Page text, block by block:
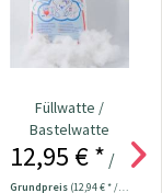
Füllwatte /
Bastelwatte
Power Füll ca.
12,95 € * / Stück
Grundpreis (12,94 € * / 1 Kilogramm)